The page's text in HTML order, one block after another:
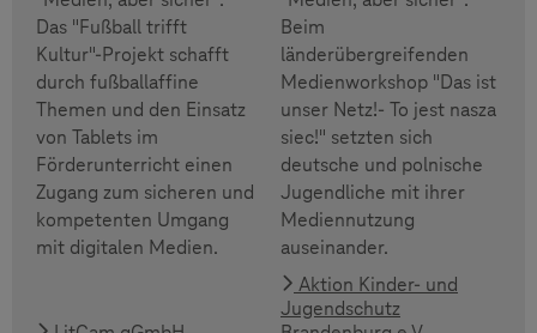
Das "Fußball trifft
Kultur"-Projekt schafft
durch fußballaffine
Themen und den Einsatz
von Tablets im
Förderunterricht einen
Zugang zum sicheren und
kompetenten Umgang
mit digitalen Medien.
Beim
länderübergreifenden
Medienworkshop "Das ist
unser Netz!- To jest nasza
siec!" setzten sich
deutsche und polnische
Jugendliche mit ihrer
Mediennutzung
auseinander.
Aktion Kinder- und
Jugendschutz